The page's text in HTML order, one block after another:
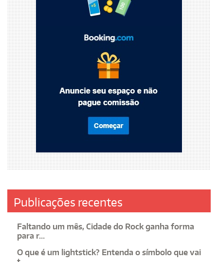
Publicações recentes
Faltando um mês, Cidade do Rock ganha forma
para r...
O que é um lightstick? Entenda o símbolo que vai